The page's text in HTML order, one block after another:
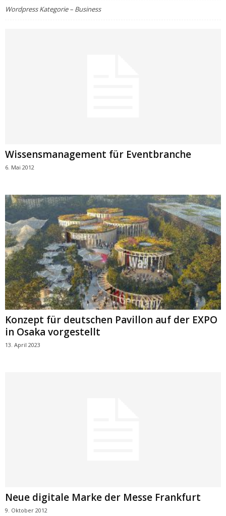
Wordpress Kategorie – Business
Wissensmanagement für Eventbranche
6. Mai 2012
Konzept für deutschen Pavillon auf der EXPO
in Osaka vorgestellt
13. April 2023
Neue digitale Marke der Messe Frankfurt
9. Oktober 2012